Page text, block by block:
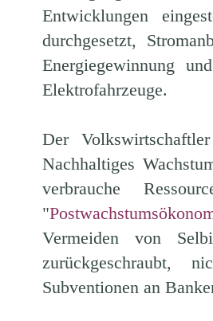
Entwicklungen
durchgesetzt,
Energiegewinnung
Elektrofahrzeuge.
Der
Nachhaltiges
verbrauche
"
Vermeiden von
zurückgeschraubt,
Subventionen an